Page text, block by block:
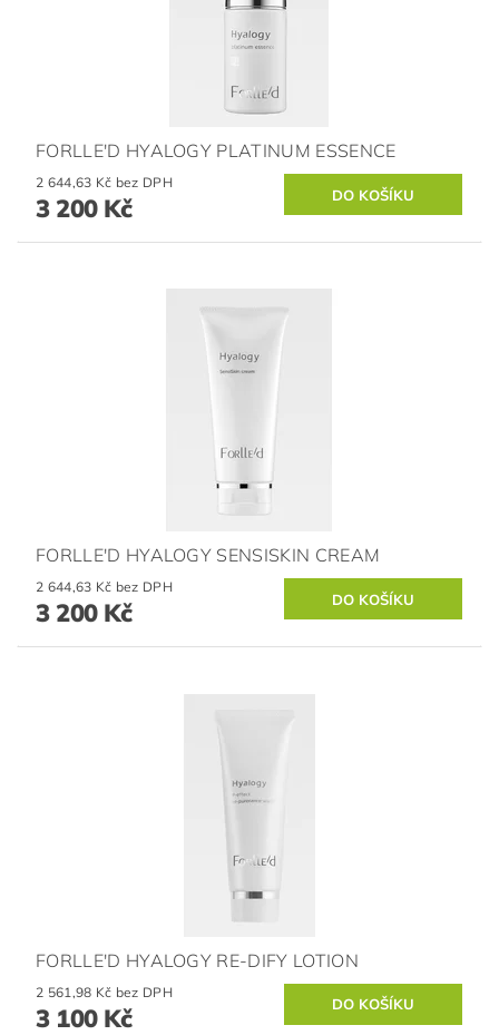
FORLLE'D HYALOGY PLATINUM ESSENCE
2 644,63 Kč bez DPH
3 200 Kč
FORLLE'D HYALOGY SENSISKIN CREAM
2 644,63 Kč bez DPH
3 200 Kč
FORLLE'D HYALOGY RE-DIFY LOTION
2 561,98 Kč bez DPH
3 100 Kč